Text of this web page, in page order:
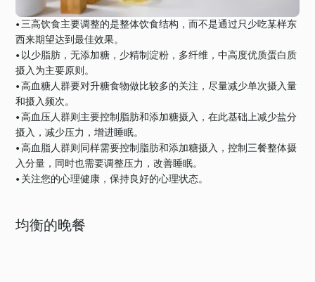
• 三高饮食主要调整的是整体饮食结构，而不是通过只少吃某样东
西来期望达到最佳效果。
• 以少脂肪，无添加糖，少精制淀粉，多纤维，中高度优质蛋白质
摄入为主要原则。
• 高血糖人群要对升糖食物做比较多的关注，尽量减少单次摄入量
和摄入频次。
• 高血压人群则主要控制脂肪和添加糖摄入，在此基础上减少盐分
摄入，减少压力，增进睡眠。
• 高血脂人群则同样需要控制脂肪和添加糖摄入，控制三餐整体摄
入分量，同时也需要调整压力，改善睡眠。
• 关注您的心理健康，保持良好的心理状态。
均衡的晚餐